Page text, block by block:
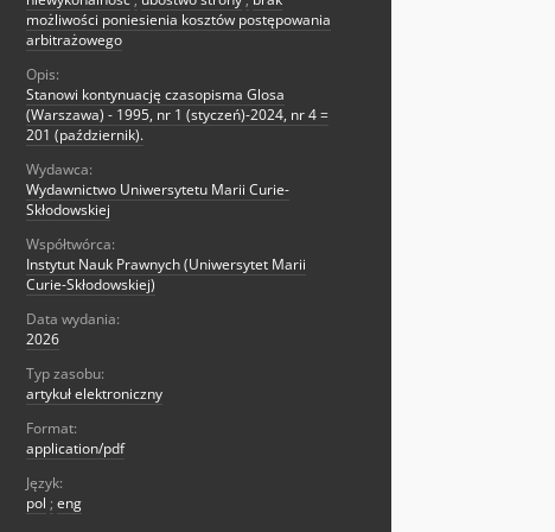
możliwości poniesienia kosztów postępowania
arbitrażowego
Opis:
Stanowi kontynuację czasopisma Glosa
(Warszawa) - 1995, nr 1 (styczeń)-2024, nr 4 =
201 (październik).
Wydawca:
Wydawnictwo Uniwersytetu Marii Curie-
Skłodowskiej
Współtwórca:
Instytut Nauk Prawnych (Uniwersytet Marii
Curie-Skłodowskiej)
Data wydania:
2026
Typ zasobu:
artykuł elektroniczny
Format:
application/pdf
Język:
pol ; eng